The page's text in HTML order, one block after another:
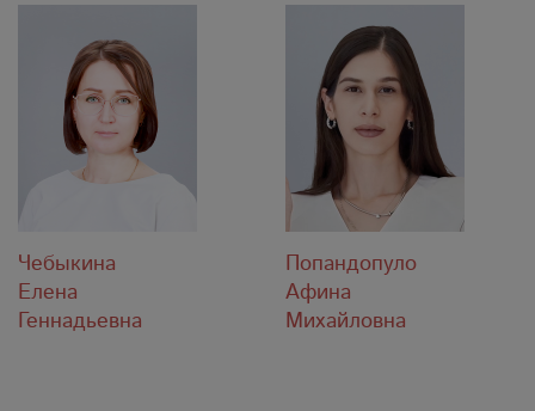
Чебыкина
Елена
Геннадьевна
Попандопуло
Афина
Михайловна